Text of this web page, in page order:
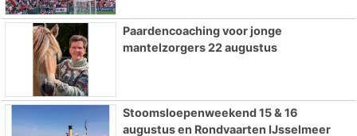
Paardencoaching voor jonge
mantelzorgers 22 augustus
Stoomsloepenweekend 15 & 16
augustus en Rondvaarten IJsselmeer